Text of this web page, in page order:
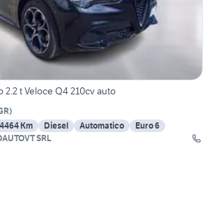
2.2 t Veloce Q4 210cv auto
)
Km Diesel Automatico
Euro 6
SRL